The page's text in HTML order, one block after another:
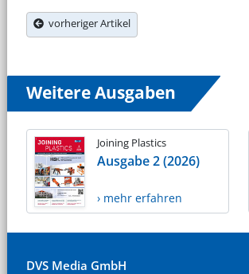
vorheriger Artikel
Weitere Ausgaben
Joining Plastics
Ausgabe 2 (2026)
› mehr erfahren
DVS Media GmbH